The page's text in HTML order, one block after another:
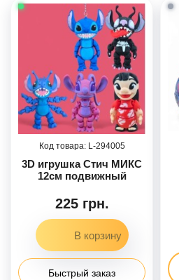
294005
3D игрушка Стич МИКС
12см подвижный
225 грн.
Быстрый заказ